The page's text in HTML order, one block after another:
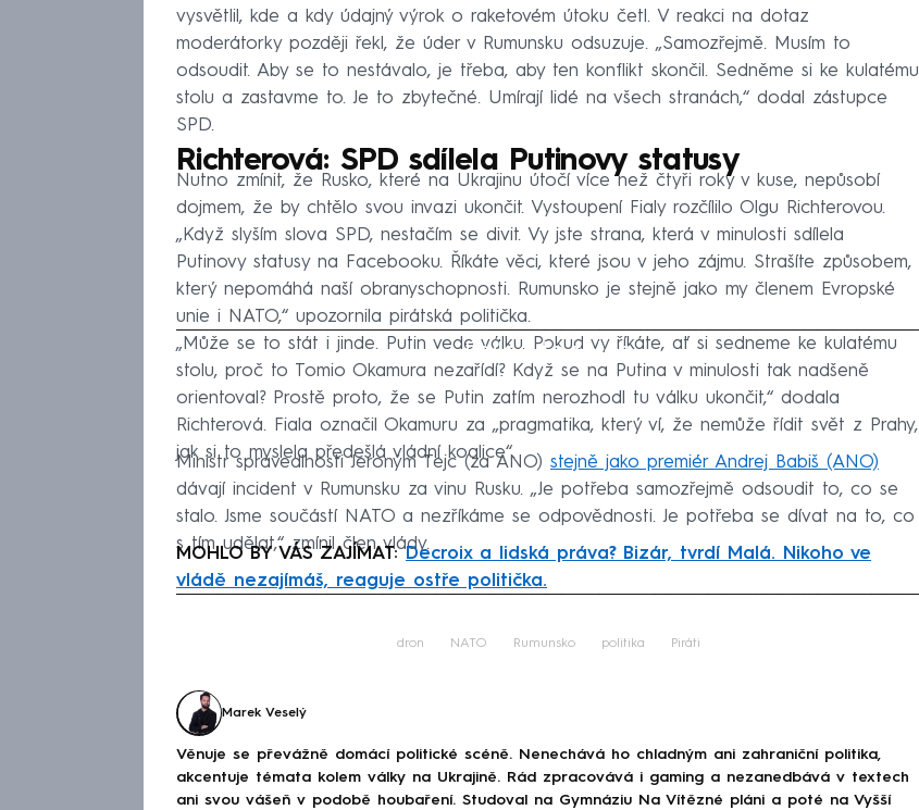
vysvětlil, kde a kdy údajný výrok o raketovém útoku četl. V reakci na dotaz
moderátorky později řekl, že úder v Rumunsku odsuzuje. „Samozřejmě. Musím to
odsoudit. Aby se to nestávalo, je třeba, aby ten konflikt skončil. Sedněme si ke kulatému
stolu a zastavme to. Je to zbytečné. Umírají lidé na všech stranách,“ dodal zástupce
SPD.
Richterová: SPD sdílela Putinovy statusy
Nutno zmínit, že Rusko, které na Ukrajinu útočí více než čtyři roky v kuse, nepůsobí
dojmem, že by chtělo svou invazi ukončit. Vystoupení Fialy rozčílilo Olgu Richterovou.
„Když slyším slova SPD, nestačím se divit. Vy jste strana, která v minulosti sdílela
Putinovy statusy na Facebooku. Říkáte věci, které jsou v jeho zájmu. Strašíte způsobem,
který nepomáhá naší obranyschopnosti. Rumunsko je stejně jako my členem Evropské
unie i NATO,“ upozornila pirátská politička.
Failed to fetch
„Může se to stát i jinde. Putin vede válku. Pokud vy říkáte, ať si sedneme ke kulatému
stolu, proč to Tomio Okamura nezařídí? Když se na Putina v minulosti tak nadšeně
orientoval? Prostě proto, že se Putin zatím nerozhodl tu válku ukončit,“ dodala
Richterová. Fiala označil Okamuru za „pragmatika, který ví, že nemůže řídit svět z Prahy,
jak si to myslela předešlá vládní koalice“.
Ministr spravedlnosti Jeroným Tejc (za ANO) stejně jako premiér Andrej Babiš (ANO)
dávají incident v Rumunsku za vinu Rusku. „Je potřeba samozřejmě odsoudit to, co se
stalo. Jsme součástí NATO a nezříkáme se odpovědnosti. Je potřeba se dívat na to, co
s tím udělat,“ zmínil člen vlády.
MOHLO BY VÁS ZAJÍMAT:Decroix a lidská práva? Bizár, tvrdí Malá. Nikoho ve
vládě nezajímáš, reaguje ostře politička.
dron NATO Rumunsko politika Piráti
Marek Veselý
Věnuje se převážně domácí politické scéně. Nenechává ho chladným ani zahraniční politika,
akcentuje témata kolem války na Ukrajině. Rád zpracovává i gaming a nezanedbává v textech
ani svou vášeň v podobě houbaření. Studoval na Gymnáziu Na Vítězné pláni a poté na Vyšší